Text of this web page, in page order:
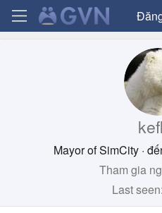
Mayor of SimCity ·
Tham gia
Last seen